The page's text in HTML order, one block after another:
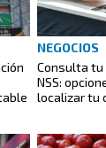
NEGOCIOS
Consulta tu
NSS:
localizar tu